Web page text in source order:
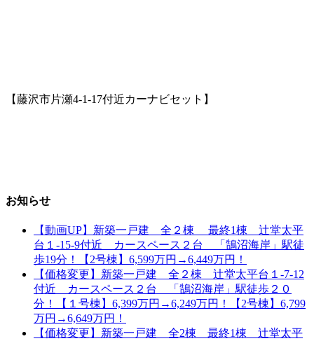
【藤沢市片瀬4-1-17付近カーナビセット】
お知らせ
【動画UP】新築一戸建 全２棟 最終1棟 辻堂太平
台１-15-9付近 カースペース２台 「鵠沼海岸」駅徒
歩19分！【2号棟】6,599万円→6,449万円！
【価格変更】新築一戸建 全２棟 辻堂太平台１-7-12
付近 カースペース２台 「鵠沼海岸」駅徒歩２０
分！【１号棟】6,399万円→6,249万円！【2号棟】6,799
万円→6,649万円！
【価格変更】新築一戸建 全2棟 最終1棟 辻堂太平